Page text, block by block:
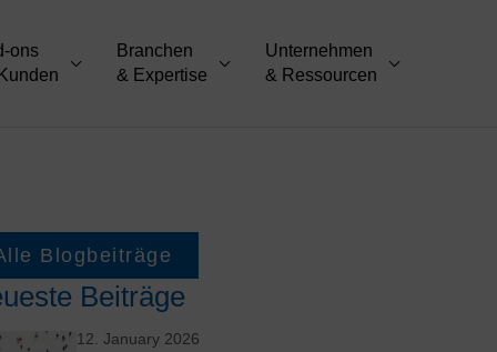
ons
Branchen
& Expertise
Unternehmen
& Ressourcen
Blogbeiträge
Beiträge
12. January 2026